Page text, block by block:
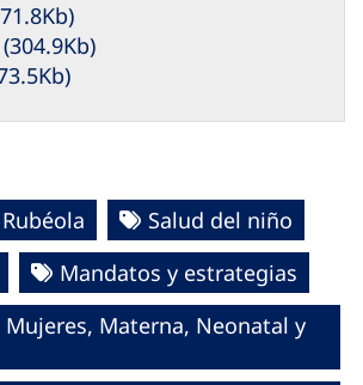
Rubéola
Salud del niño
Mandatos y estrategias
Mujeres, Materna, Neonatal y